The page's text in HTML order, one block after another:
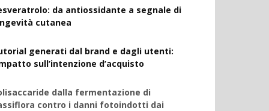
da antiossidante a segnale di
cutanea
generati dal brand e dagli utenti:
sull’intenzione d’acquisto
dalla fermentazione di
contro i danni fotoindotti dai